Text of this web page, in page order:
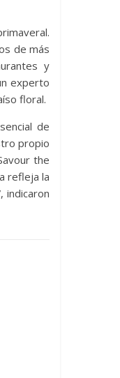
de más
y
experto
floral.
de
propio
the
refleja la
indicaron